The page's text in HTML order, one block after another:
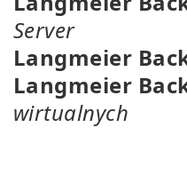
Server
Langmeier
Langmeier
wirtualnych